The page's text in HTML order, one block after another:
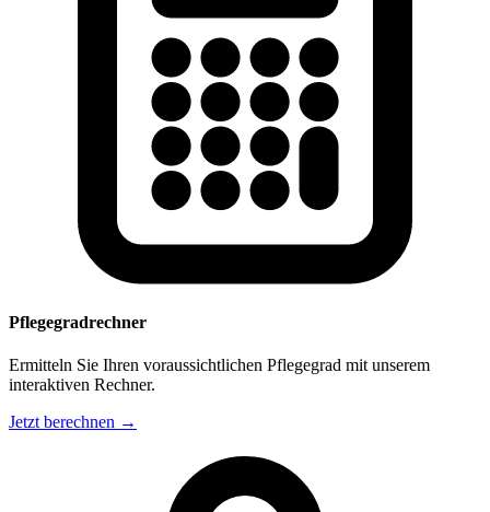
Pflegegradrechner
Ermitteln Sie Ihren voraussichtlichen Pflegegrad mit unserem
interaktiven Rechner.
Jetzt berechnen →